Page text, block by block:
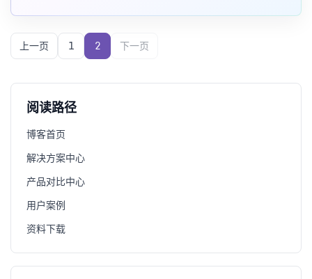
上一页
1 2 下一页
阅读路径
博客首页
解决方案中心
产品对比中心
用户案例
资料下载